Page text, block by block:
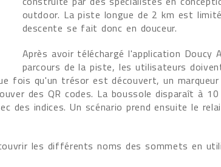
outdoor. La piste longue de 2 km est
descente se fait donc en douceur.
Après avoir téléchargé l'application Doucy
parcours de la piste, les utilisateurs
fois qu'un trésor est découvert, un
des QR codes. La boussole disparaît à
des indices. Un scénario prend ensuite le
les différents noms des sommets en